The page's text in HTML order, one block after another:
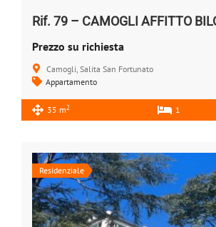
Rif. 79 – CAMOGLI AFFITTO
Prezzo su richiesta
Camogli, Salita San Fortunato
Appartamento
35 m2 1
Residenziale